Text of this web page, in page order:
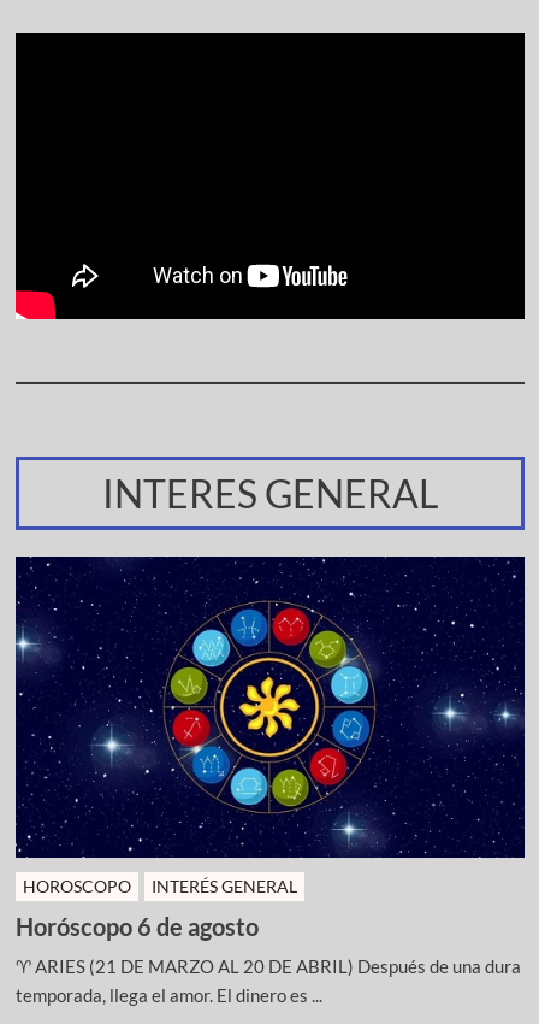
INTERES GENERAL
HOROSCOPO INTERÉS GENERAL
Horóscopo 6 de agosto
♈ ARIES (21 DE MARZO AL 20 DE ABRIL) Después de una dura
temporada, llega el amor. El dinero es ...